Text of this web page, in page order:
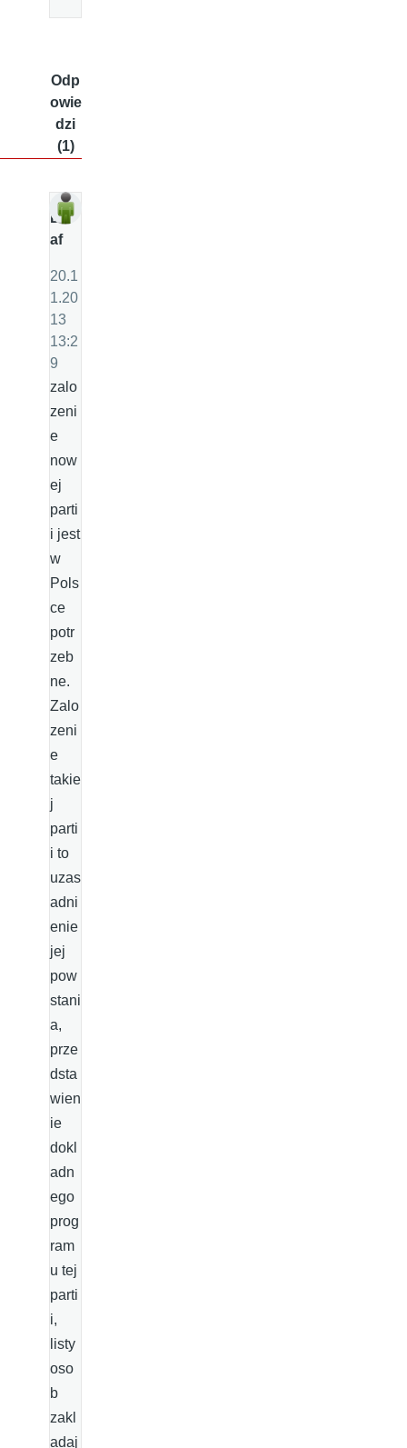
Odp
owie
dzi
(1)
D
af
20.1
1.20
13
13:2
9
zalo
zeni
e
now
ej
parti
i jest
w
Pols
ce
potr
zeb
ne.
Zalo
zeni
e
takie
j
parti
i to
uzas
adni
enie
jej
pow
stani
a,
prze
dsta
wien
ie
dokl
adn
ego
prog
ram
u tej
parti
i,
listy
oso
b
zakl
adaj